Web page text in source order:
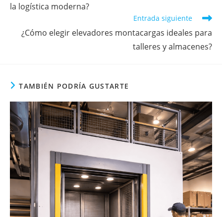
la logística moderna?
Entrada siguiente
¿Cómo elegir elevadores montacargas ideales para
talleres y almacenes?
TAMBIÉN PODRÍA GUSTARTE